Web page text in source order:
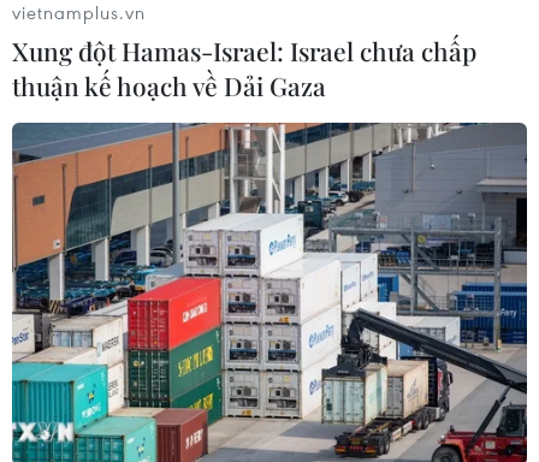
Các chốt kiểm dịch "dã chiến" được dựng ngay bên các lối mở,
đường mòn nơi biên giới. (Ảnh: Phan Tuấn Anh/TTXVN)
Ấn tượng Việt Nam kiểm soát tốt đường biên
giới và cửa khẩu
vietnamplus.vn
Xung đột Hamas-Israel: Israel chưa chấp
thuận kế hoạch về Dải Gaza